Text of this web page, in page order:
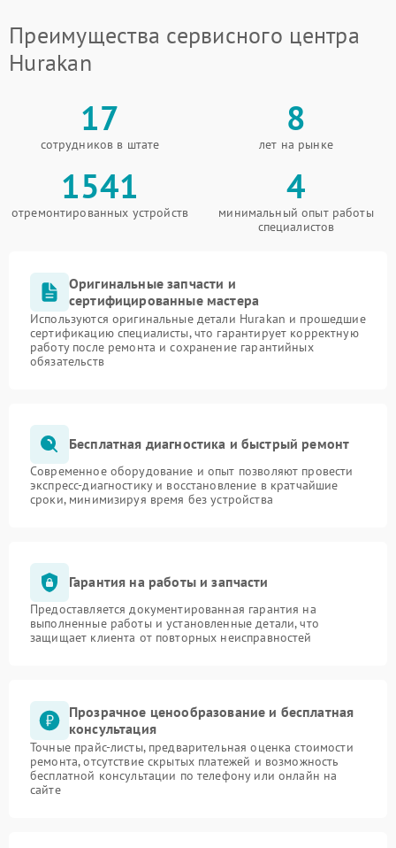
Преимущества сервисного центра
Hurakan
17
сотрудников в штате
8
лет на рынке
1541
отремонтированных устройств
4
минимальный опыт работы
специалистов
Оригинальные запчасти и
сертифицированные мастера
Используются оригинальные детали Hurakan и прошедшие
сертификацию специалисты, что гарантирует корректную
работу после ремонта и сохранение гарантийных
обязательств
Бесплатная диагностика и быстрый ремонт
Современное оборудование и опыт позволяют провести
экспресс-диагностику и восстановление в кратчайшие
сроки, минимизируя время без устройства
Гарантия на работы и запчасти
Предоставляется документированная гарантия на
выполненные работы и установленные детали, что
защищает клиента от повторных неисправностей
Прозрачное ценообразование и бесплатная
консультация
Точные прайс-листы, предварительная оценка стоимости
ремонта, отсутствие скрытых платежей и возможность
бесплатной консультации по телефону или онлайн на
сайте